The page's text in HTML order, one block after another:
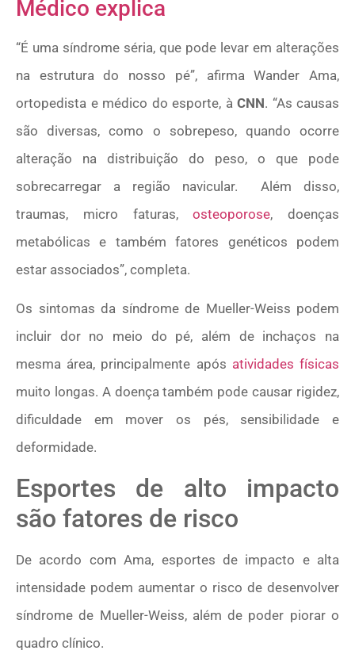
Médico explica
“É uma síndrome séria, que pode levar em alterações
na estrutura do nosso pé”, afirma Wander Ama,
ortopedista e médico do esporte, à CNN. “As causas
são diversas, como o sobrepeso, quando ocorre
alteração na distribuição do peso, o que pode
sobrecarregar a região navicular. Além disso,
traumas, micro faturas,osteoporose, doenças
metabólicas e também fatores genéticos podem
estar associados”, completa.
Os sintomas da síndrome de Mueller-Weiss podem
incluir dor no meio do pé, além de inchaços na
mesma área, principalmente após atividades físicas
muito longas. A doença também pode causar rigidez,
dificuldade em mover os pés, sensibilidade e
deformidade.
Esportes de alto impacto
são fatores de risco
De acordo com Ama, esportes de impacto e alta
intensidade podem aumentar o risco de desenvolver
síndrome de Mueller-Weiss, além de poder piorar o
quadro clínico.